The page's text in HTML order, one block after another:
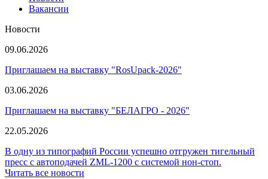
Вакансии
Новости
09.06.2026
Приглашаем на выставку "RosUpack-2026"
03.06.2026
Приглашаем на выставку "БЕЛАГРО - 2026"
22.05.2026
В одну из типографий России успешно отгружен тигельный
пресс с автоподачей ZML-1200 с системой нон-стоп.
Читать все новости